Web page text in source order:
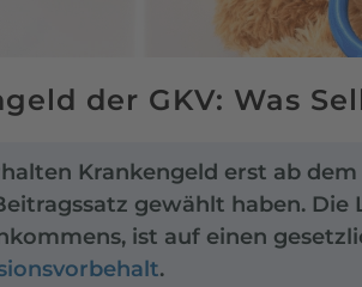
der GKV: Was
Krankengeld erst ab
gewählt haben.
ist auf einen
.